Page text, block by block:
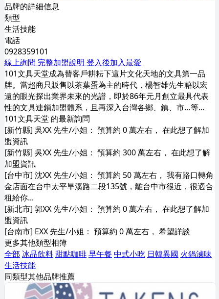
品牌的詳細信息
類型
生活技能
電話
0928359101
線上詢問 完整加盟說明 登入後加入最愛
101文具天堂成為替客戶耕耘下這片文化天地的文具第一品
牌。當超商只販售以茶葉蛋為主的時代，楊智雄先生藉以宏
遠的眼光探出業界未來的光譜，即於86年元月創立最具代表
性的文具連鎖加盟體系，且再深入台灣各鄉、鎮、市…等...
101文具天堂 的最新詢問
[新竹縣] 吳XX 先生/小姐： 預算約 0 萬左右， 在此想了解加
盟資訊
[新竹縣] 吳XX 先生/小姐： 預算約 300 萬左右， 在此想了解
加盟資訊
[台中市] 沈XX 先生/小姐： 預算約 50 萬左右， 我有路口轉角
金店面在台中太平旱溪路二段135號，離台中市很近，很適合
租給你...
[新北市] 郭XX 先生/小姐： 預算約 0 萬左右， 在此想了解加
盟資訊
[台南市] EXX 先生/小姐： 預算約 0 萬左右， 希望詳談
更多其他類型相簿
全部 冰品飲料甜點咖啡早午餐 中式小吃 日韓異國 火鍋滷味
生活技能
同類型其他品牌推薦